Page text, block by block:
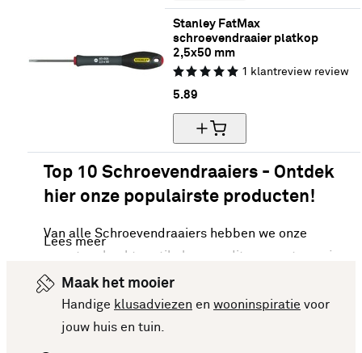
Stanley FatMax
schroevendraaier platkop
2,5x50 mm
1 klantreview review
5.89
Top 10 Schroevendraaiers - Ontdek
hier onze populairste producten!
Van alle Schroevendraaiers hebben we onze
meest verkochte artikelen van dit moment voor je
op een rijtje gezet. Vergelijk makkelijk de
specificaties en prijzen om een goede keuze te
kunnen maken. Deze lijst is altijd up-to-date,
Lees meer
Maak het mooier
Handige klusadviezen en wooninspiratie voor
jouw huis en tuin.